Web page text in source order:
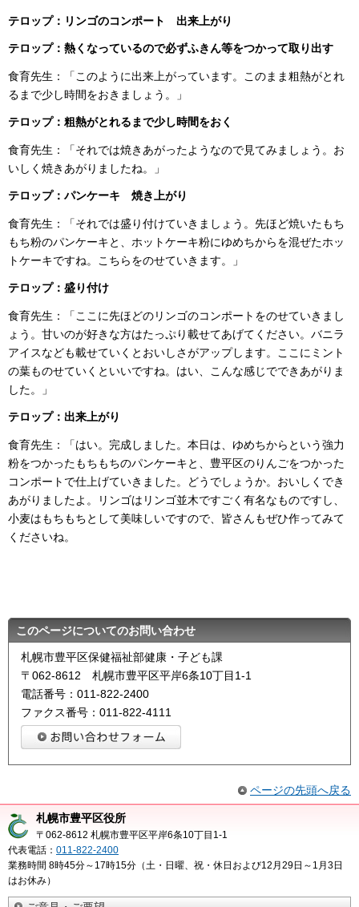
テロップ： リンゴのコンポート 出来上がり
テロップ： 熱くなっているので必ずふきん等をつかって取り出す
食育先生：「このように出来上がっています。このまま粗熱がとれ
るまで少し時間をおきましょう。」
テロップ： 粗熱がとれるまで少し時間をおく
食育先生：「それでは焼きあがったようなので見てみましょう。お
いしく焼きあがりましたね。」
テロップ： パンケーキ 焼き上がり
食育先生：「それでは盛り付けていきましょう。先ほど焼いたもち
もち粉のパンケーキと、ホットケーキ粉にゆめちからを混ぜたホッ
トケーキですね。こちらをのせていきます。」
テロップ： 盛り付け
食育先生：「ここに先ほどのリンゴのコンポートをのせていきまし
ょう。甘いのが好きな方はたっぷり載せてあげてください。バニラ
アイスなども載せていくとおいしさがアップします。ここにミント
の葉ものせていくといいですね。はい、こんな感じでできあがりま
した。」
テロップ： 出来上がり
食育先生：「はい。完成しました。本日は、ゆめちからという強力
粉をつかったもちもちのパンケーキと、豊平区のりんごをつかった
コンポートで仕上げていきました。どうでしょうか。おいしくでき
あがりましたよ。リンゴはリンゴ並木ですごく有名なものですし、
小麦はもちもちとして美味しいですので、皆さんもぜひ作ってみて
くださいね。
このページについてのお問い合わせ
札幌市豊平区保健福祉部健康・子ども課
〒062-8612 札幌市豊平区平岸6条10丁目1-1
電話番号：011-822-2400
ファクス番号：011-822-4111
ページの先頭へ戻る
札幌市豊平区役所
〒062-8612 札幌市豊平区平岸6条10丁目1-1
代表電話： 011-822-2400
業務時間 8時45分～17時15分（土・日曜、祝・休日および12月29日～1月3日
はお休み）